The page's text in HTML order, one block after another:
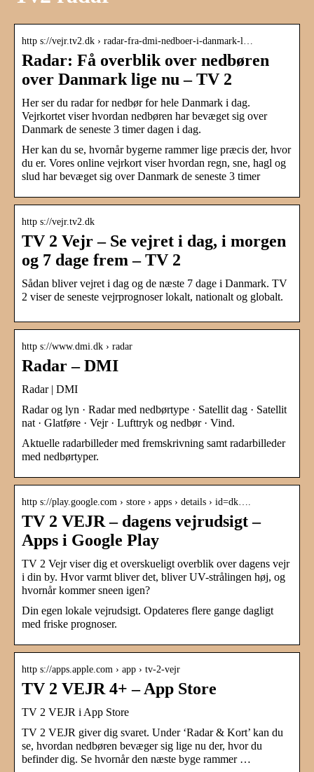
http s://vejr.tv2.dk › radar-fra-dmi-nedboer-i-danmark-l…
Radar: Få overblik over nedbøren
over Danmark lige nu – TV 2
Her ser du radar for nedbør for hele Danmark i dag.
Vejrkortet viser hvordan nedbøren har bevæget sig over
Danmark de seneste 3 timer dagen i dag.
Her kan du se, hvornår bygerne rammer lige præcis der, hvor
du er. Vores online vejrkort viser hvordan regn, sne, hagl og
slud har bevæget sig over Danmark de seneste 3 timer
http s://vejr.tv2.dk
TV 2 Vejr – Se vejret i dag, i morgen
og 7 dage frem – TV 2
Sådan bliver vejret i dag og de næste 7 dage i Danmark. TV
2 viser de seneste vejrprognoser lokalt, nationalt og globalt.
http s://www.dmi.dk › radar
Radar – DMI
Radar | DMI
Radar og lyn · Radar med nedbørtype · Satellit dag · Satellit
nat · Glatføre · Vejr · Lufttryk og nedbør · Vind.
Aktuelle radarbilleder med fremskrivning samt radarbilleder
med nedbørtyper.
http s://play.google.com › store › apps › details › id=dk….
TV 2 VEJR – dagens vejrudsigt –
Apps i Google Play
TV 2 Vejr viser dig et overskueligt overblik over dagens vejr
i din by. Hvor varmt bliver det, bliver UV-strålingen høj, og
hvornår kommer sneen igen?
Din egen lokale vejrudsigt. Opdateres flere gange dagligt
med friske prognoser.
http s://apps.apple.com › app › tv-2-vejr
TV 2 VEJR 4+ – App Store
‎TV 2 VEJR i App Store
TV 2 VEJR giver dig svaret. Under ‘Radar & Kort’ kan du
se, hvordan nedbøren bevæger sig lige nu der, hvor du
befinder dig. Se hvornår den næste byge rammer …